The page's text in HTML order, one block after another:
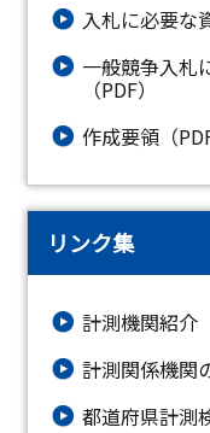
入札に必要な
一般競争入札
（PDF）
作成要領（PDF
リンク集
計測機関紹介
計測関係機関
都道府県計測